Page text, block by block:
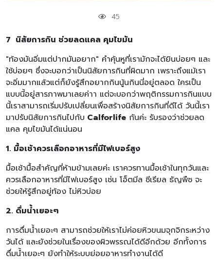
45
7 นิสัยการกิน ช่วยลดแคล คุมไขมัน
"ท้องมันอิ่มแต่ปากมันอยาก" คำคุ้นหูที่เรามักจะได้ยินบ่อยๆ และ
ใช้บ่อยๆ ซึ่งจะบอกว่าเป็นนิสัยการกินที่ผิดมาก เพราะถึงแม้เรา
จะอิ่มมากแล้วแต่ก็ยังรู้สึกอยากกินนู้นกินนี่อยู่ตลอด ใครเป็น
แบบนี้อยู่สารภาพมาเลยค่าา แต่จะบอกว่าพฤติกรรมการกินแบบ
นี้เราสามารถเริ่มปรับเปลี่ยนเพื่อสร้างนิสัยการกินที่ดีได้ วันนี้เรา
มาปรับนิสัยการกินไปกับ Calforlife กันค่ะ รับรองว่าช่วยลด
แคล คุมไขมันได้แน่นอน
1. มื้อเช้าควรเลือกอาหารที่มีไฟเบอร์สูง
มื้อเช้ามื้อสำคัญที่ห้ามข้ามเลยค่ะ เราควรทานมื้อเช้าในทุกวันและ
ควรเลือกอาหารที่มีไฟเบอร์สูง เช่น โอ็ตมีล ซีเรียล ธัญพืช จะ
ช่วยให้รู้สึกอยู่ท้อง ไม่หิวบ่อย
2. ดื่มน้ำเยอะๆ
การดื่มน้ำเยอะๆ สามารถช่วยให้เราไม่ค่อยหิวขนมจุกจิกระหว่าง
วันได้ และยังช่วยในเรื่องของผิวพรรณได้ดีอีกด้วย อีกทั้งการ
ดื่มน้ำเยอะๆ ยังทำให้ระบบย่อยอาหารทำงานได้ดี